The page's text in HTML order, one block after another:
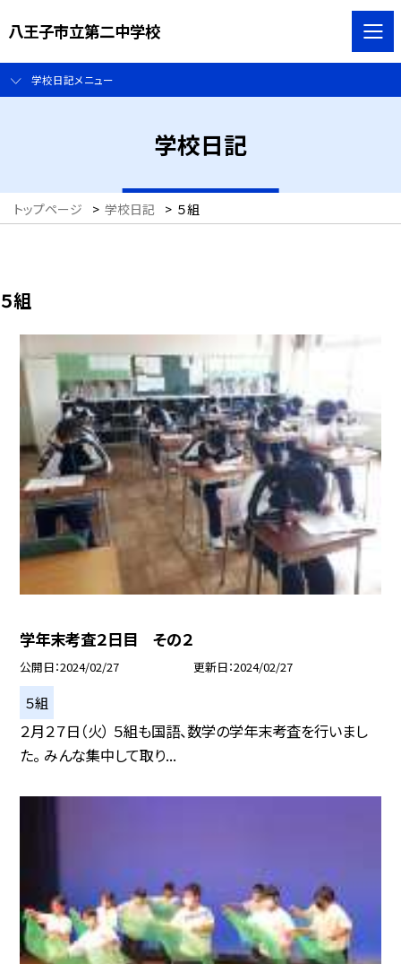
八王子市立第二中学校
学校日記メニュー
学校日記
トップページ > 学校日記 > ５組
５組
学年末考査２日目 その２
公開日 2024/02/27 更新日 2024/02/27
５組
２月２７日（火） ５組も国語、数学の学年末考査を行いまし
た。 みんな集中して取り...